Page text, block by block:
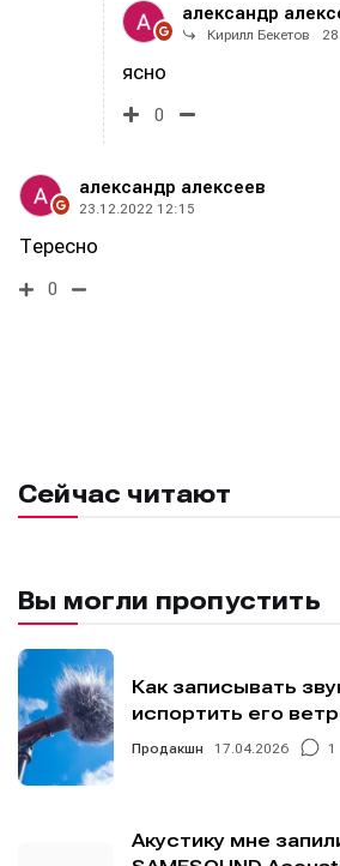
александр
Кирилл Бекетов
ясно
0
александр алексеев
23.12.2022 12:15
Тересно
0
Сейчас читают
Вы могли пропустить
Как записывать
испортить его
Продакшн 17.04.2026 1
Акустику мне